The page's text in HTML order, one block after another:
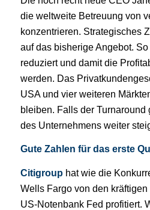
die weltweite Betreuung von
konzentrieren. Strategisches
auf das bisherige Angebot.
reduziert und damit die
werden. Das
USA und vier weiteren
bleiben. Falls der Turnaround
des Unternehmens weiter
Gute Zahlen für das erste
Citigrouphat wie die
Wells Fargo von den
US-Notenbank Fed profitiert.